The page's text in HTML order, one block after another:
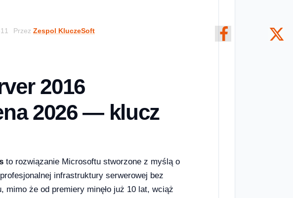
Przez Zespol KluczeSoft
2016
2026 — klucz
to rozwiązanie Microsoftu stworzone z myślą o
infrastruktury serwerowej bez
mimo że od premiery minęło już 10 lat, wciąż